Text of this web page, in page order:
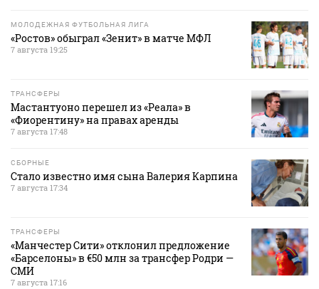
МОЛОДЕЖНАЯ ФУТБОЛЬНАЯ ЛИГА
«Ростов» обыграл «Зенит» в матче МФЛ
7 августа 19:25
ТРАНСФЕРЫ
Мастантуоно перешел из «Реала» в
«Фиорентину» на правах аренды
7 августа 17:48
СБОРНЫЕ
Стало известно имя сына Валерия Карпина
7 августа 17:34
ТРАНСФЕРЫ
«Манчестер Сити» отклонил предложение
«Барселоны» в €50 млн за трансфер Родри —
СМИ
7 августа 17:16